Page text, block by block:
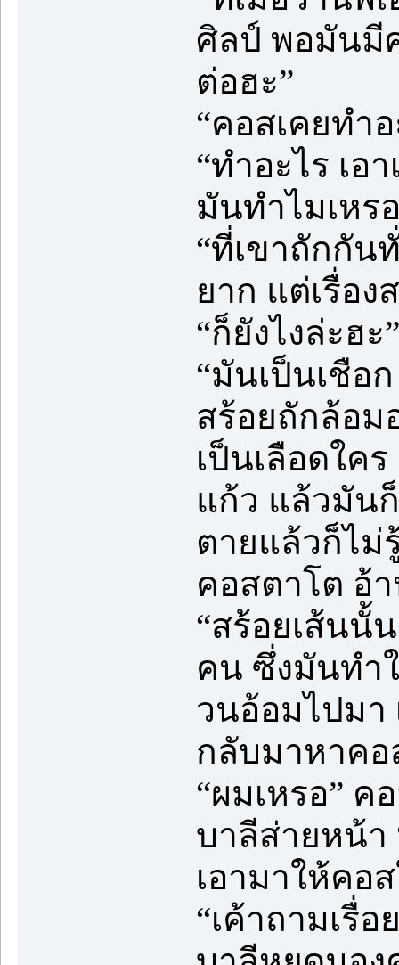
ศิลป์ พอมันมี
ต่อฮะ”
“คอสเคยทำ
“ทำอะไร เอ
มันทำไมเหร
“ที่เขาถักกัน
ยาก แต่เรื่อง
“ก็ยังไงล่ะฮะ”
“มันเป็นเชือ
สร้อยถักล้อม
เป็นเลือดใค
แก้ว แล้วมัน
ตายแล้วก็ไม่
คอสตาโต อ้
“สร้อยเส้นนั้
คน ซึ่งมันทำ
วนอ้อมไปมา
กลับมาหาคอ
“ผมเหรอ” ค
บาลีส่ายหน้า
เอามาให้คอ
“เค้าถามเรื่